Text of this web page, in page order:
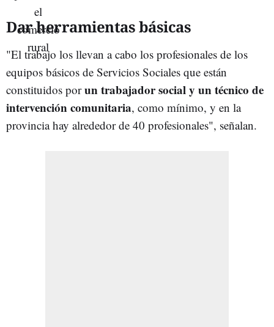
Dar herramientas básicas
"El trabajo los llevan a cabo los profesionales de los
equipos básicos de Servicios Sociales que están
constituidos porun trabajador social y un técnico de
intervención comunitaria, como mínimo, y en la
provincia hay alrededor de 40 profesionales", señalan.